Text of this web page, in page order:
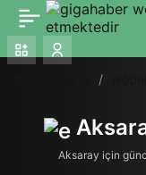
Aksaray için